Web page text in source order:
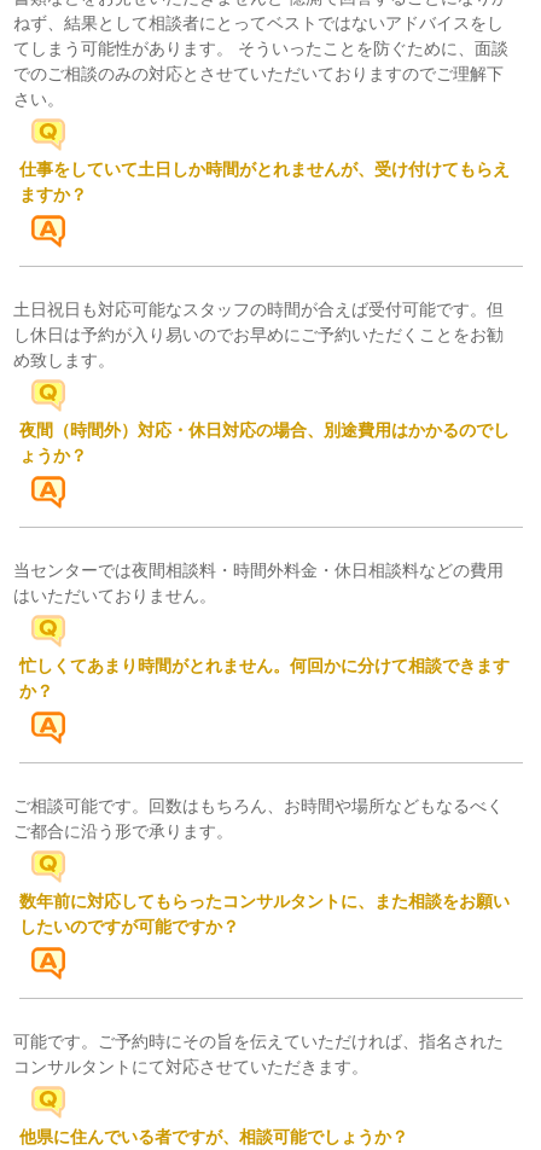
ねず、結果として相談者にとってベストではないアドバイスをし
てしまう可能性があります。 そういったことを防ぐために、面談
でのご相談のみの対応とさせていただいておりますのでご理解下
さい。
仕事をしていて土日しか時間がとれませんが、受け付けてもらえ
ますか？
土日祝日も対応可能なスタッフの時間が合えば受付可能です。但
し休日は予約が入り易いのでお早めにご予約いただくことをお勧
め致します。
夜間（時間外）対応・休日対応の場合、別途費用はかかるのでし
ょうか？
当センターでは夜間相談料・時間外料金・休日相談料などの費用
はいただいておりません。
忙しくてあまり時間がとれません。何回かに分けて相談できます
か？
ご相談可能です。回数はもちろん、お時間や場所などもなるべく
ご都合に沿う形で承ります。
数年前に対応してもらったコンサルタントに、また相談をお願い
したいのですが可能ですか？
可能です。ご予約時にその旨を伝えていただければ、指名された
コンサルタントにて対応させていただきます。
他県に住んでいる者ですが、相談可能でしょうか？